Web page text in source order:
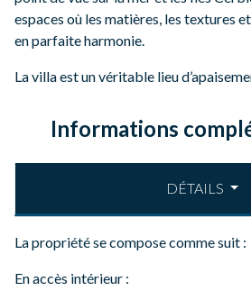
espaces où les matières, les textures
en parfaite harmonie.
La villa est un véritable lieu
Informations
DÉTAILS
La propriété se compose comme suit :
En accès intérieur :